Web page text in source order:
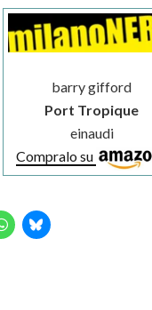
barry gifford
Port Tropique
einaudi
Compralo su